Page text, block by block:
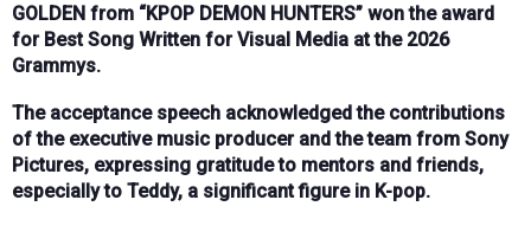
GOLDEN from “KPOP DEMON HUNTERS” won the award
for Best Song Written for Visual Media at the 2026
Grammys.
The acceptance speech acknowledged the contributions
of the executive music producer and the team from Sony
Pictures, expressing gratitude to mentors and friends,
especially to Teddy, a significant figure in K-pop.